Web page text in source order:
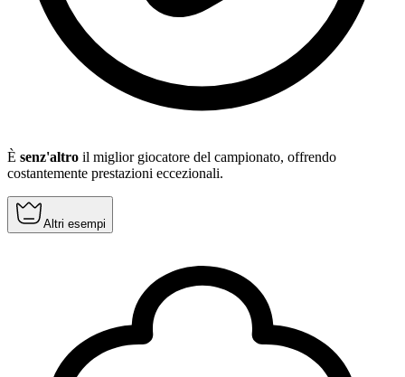
È senz'altro il miglior giocatore del campionato, offrendo
costantemente prestazioni eccezionali.
Altri esempi